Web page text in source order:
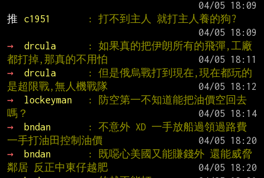
推
c1951
: 打不到主人 就打主人養的狗?
→
drcula
: 如果真的把伊朗所有的飛彈,工廠
都打掉,那真的不用怕
→
drcula
: 但是俄烏戰打到現在,現在都玩的
是超限戰,無人機戰隊
→
lockeyman
: 防空第一不知道能把油價空回去
嗎？
→
bndan
: 不意外 XD 一手放船過領過路費
一手打油田控制油價
→
bndan
: 既噁心美國又能賺錢外 還能威脅
鄰居 反正中東仔越肥